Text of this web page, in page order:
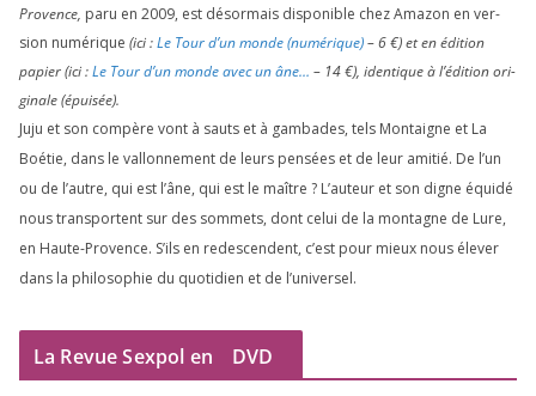
Provence, paru en 2009, est désor­mais dis­po­nible chez Amazon en ver­
sion numé­rique (ici :Le Tour d’un monde (numé­rique)–6€) et en édi­tion
papier (ici :Le Tour d’un monde avec un âne… – 14€), iden­tique à l’é­di­tion ori­
gi­nale (épui­sée).
Juju et son com­père vont à sauts et à gam­bades, tels Montaigne et La
Boétie, dans le val­lon­ne­ment de leurs pen­sées et de leur ami­tié. De l’un
ou de l’autre, qui est l’âne, qui est le maître ? L’auteur et son digne équi­dé
nous trans­portent sur des som­mets, dont celui de la mon­tagne de Lure,
en Haute-Provence. S’ils en redes­cendent, c’est pour mieux nous éle­ver
dans la phi­lo­so­phie du quo­ti­dien et de l’universel.
La Revue Sexpol en DVD